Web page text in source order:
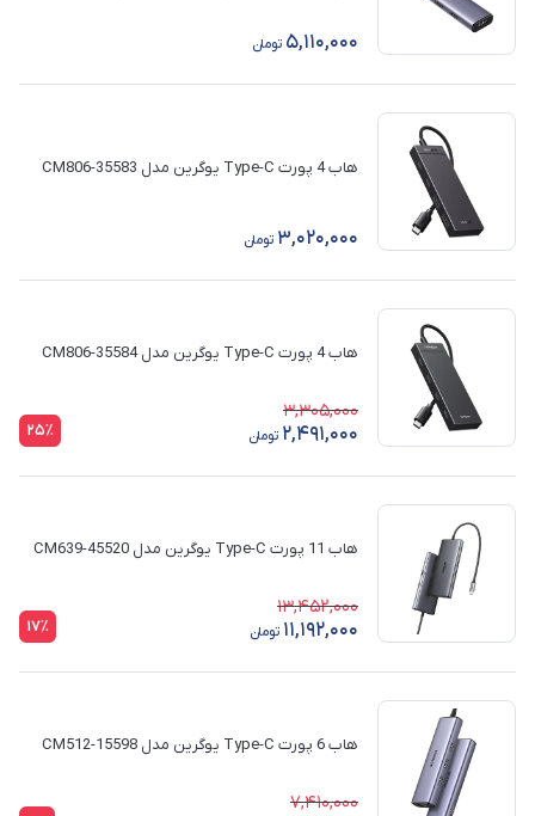
5,110,000 تومان
هاب 4 پورت Type-C یوگرین مدل CM806-35583
3,020,000 تومان
هاب 4 پورت Type-C یوگرین مدل CM806-35584
3,305,000
2,491,000 تومان 25٪
هاب 11 پورت Type-C یوگرین مدل CM639-45520
13,452,000
11,192,000 تومان 17٪
هاب 6 پورت Type-C یوگرین مدل CM512-15598
7,410,000